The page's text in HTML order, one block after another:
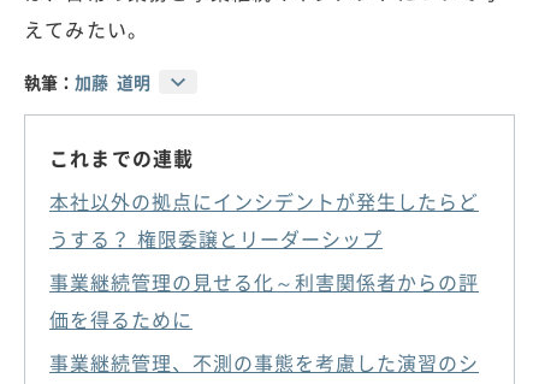
えてみたい。
執筆： 加藤 道明
これまでの連載
本社以外の拠点にインシデントが発生したらど
うする？ 権限委譲とリーダーシップ
事業継続管理の見せる化～利害関係者からの評
価を得るために
事業継続管理、不測の事態を考慮した演習のシ